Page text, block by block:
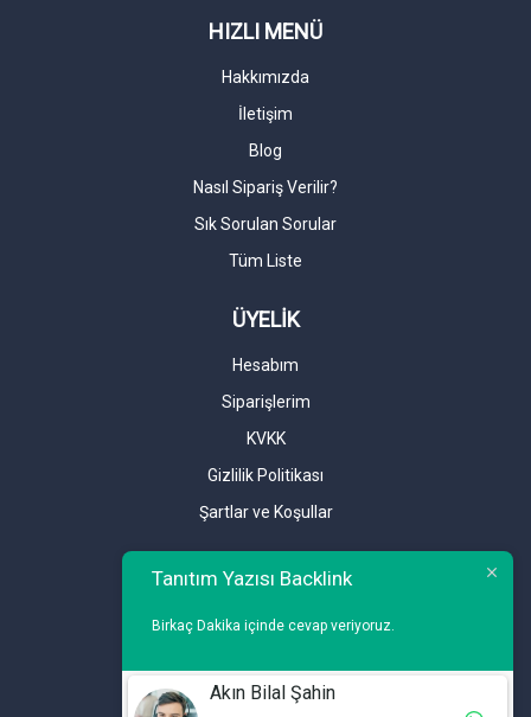
HIZLI MENÜ
Hakkımızda
İletişim
Blog
Nasıl Sipariş Verilir?
Sık Sorulan Sorular
Tüm Liste
ÜYELİK
Hesabım
Siparişlerim
KVKK
Gizlilik Politikası
Şartlar ve Koşullar
İLETİŞİM
Tanıtım Yazısı Backlink
Birkaç Dakika içinde cevap veriyoruz.
Akın Bilal Şahin